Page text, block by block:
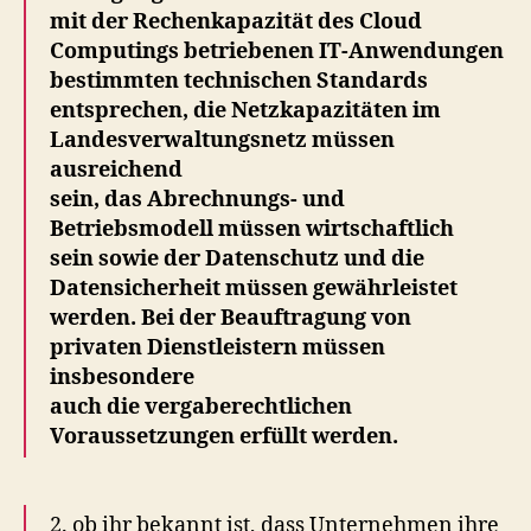
mit der Rechenkapazität des Cloud
Computings betriebenen IT-Anwendungen
bestimmten technischen Standards
entsprechen, die Netzkapazitäten im
Landesverwaltungsnetz müssen
ausreichend
sein, das Abrechnungs- und
Betriebsmodell müssen wirtschaftlich
sein sowie der Datenschutz und die
Datensicherheit müssen gewährleistet
werden. Bei der Beauftragung von
privaten Dienstleistern müssen
insbesondere
auch die vergaberechtlichen
Voraussetzungen erfüllt werden.
2. ob ihr bekannt ist, dass Unternehmen ihre